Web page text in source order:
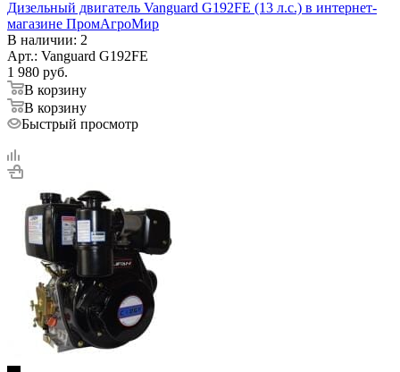
Дизельный двигатель Vanguard G192FE (13 л.с.) в интернет-
магазине ПромАгроМир
В наличии: 2
Арт.: Vanguard G192FE
1 980 руб.
В корзину
В корзину
Быстрый просмотр